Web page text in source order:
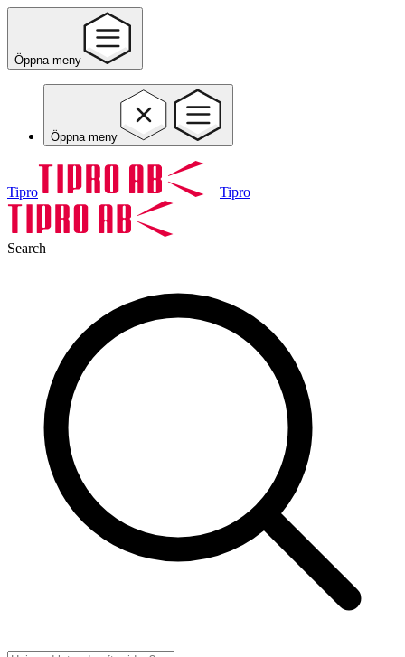
Öppna meny
Öppna meny
Tipro Tipro
Search